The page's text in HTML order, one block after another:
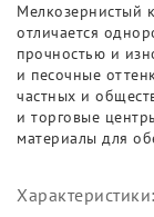
Мелкозернистый
отличается
прочностью и
и песочные
частных и
и торговые
материалы для
Характеристики: